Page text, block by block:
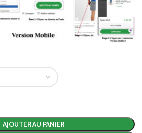
AJOUTER AU PANIER